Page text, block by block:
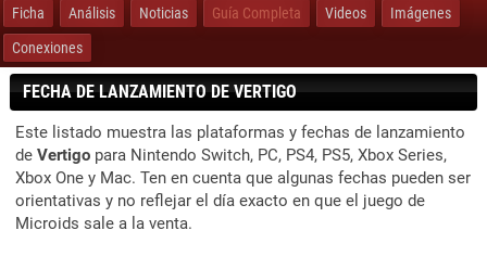
Ficha Análisis Noticias Guía Completa Videos
Imágenes
Conexiones
FECHA DE LANZAMIENTO DE VERTIGO
Este listado muestra las plataformas y fechas de lanzamiento
de Vertigo para Nintendo Switch, PC, PS4, PS5, Xbox Series,
Xbox One y Mac. Ten en cuenta que algunas fechas pueden ser
orientativas y no reflejar el día exacto en que el juego de
Microids sale a la venta.